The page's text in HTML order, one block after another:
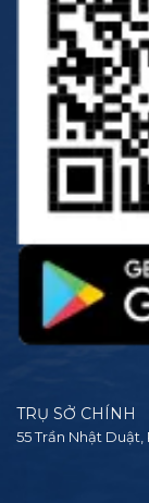
TRỤ SỞ CHÍNH
55 Trần Nhật Duật,